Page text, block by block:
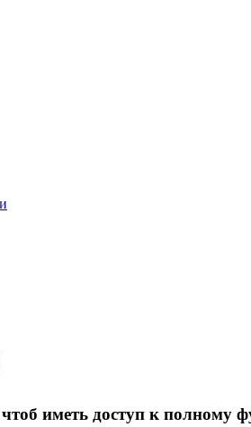
иметь доступ к полному